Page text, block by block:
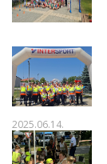
2025.06.14.